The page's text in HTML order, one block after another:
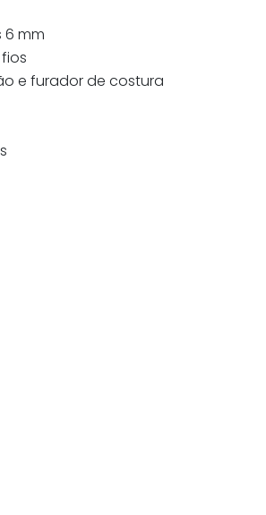
mm
e furador de costura